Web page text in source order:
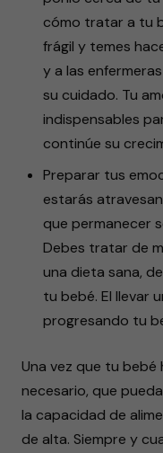
cómo tratar a tu
frágil y temes
y a las
su cuidado. Tu
indispensables
continúe su
Preparar tus
estarás
que permanecer
Debes tratar de
una dieta sana,
tu bebé. El llevar
progresando tu
Una vez que tu bebé
necesario, que
la capacidad de
de alta. Siempre y